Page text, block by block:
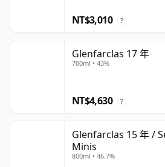
NT$3,010 ?
Glenfarclas 17 年
700ml • 43%
NT$4,630 ?
Glenfarclas 15 年 /
Minis
800ml • 46.7%